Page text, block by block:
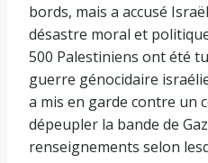
bords, mais a accusé
désastre moral et
500 Palestiniens ont été
guerre génocidaire
a mis en garde contre un
dépeupler la bande de
renseignements selon